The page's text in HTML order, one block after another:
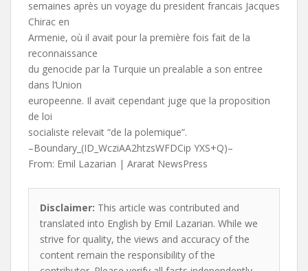
semaines après un voyage du president francais Jacques
Chirac en
Armenie, où il avait pour la première fois fait de la
reconnaissance
du genocide par la Turquie un prealable a son entree
dans l’Union
europeenne. Il avait cependant juge que la proposition
de loi
socialiste relevait “de la polemique”.
–Boundary_(ID_WcziAA2htzsWFDCip YXS+Q)–
From: Emil Lazarian | Ararat NewsPress
Disclaimer: This article was contributed and
translated into English by Emil Lazarian. While we
strive for quality, the views and accuracy of the
content remain the responsibility of the